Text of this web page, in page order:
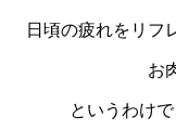
日頃の疲れをリフ
お
というわけ